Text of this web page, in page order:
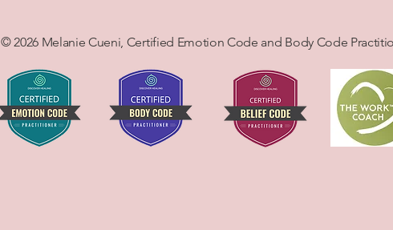
© 2026 Melanie Cueni, Certified Emotion Code and Body Code